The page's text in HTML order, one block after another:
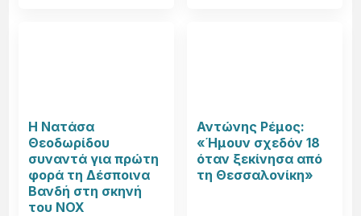
Η Νατάσα
Θεοδωρίδου
συναντά για πρώτη
φορά τη Δέσποινα
Βανδή στη σκηνή
του NOX
Αντώνης Ρέμος:
«Ήμουν σχεδόν 18
όταν ξεκίνησα από
τη Θεσσαλονίκη»